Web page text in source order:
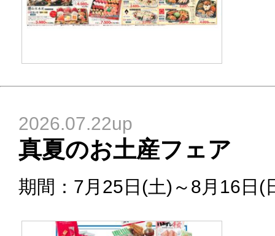
2026.07.22up
真夏のお土産フェア
期間：7月25日(土)～8月16日(